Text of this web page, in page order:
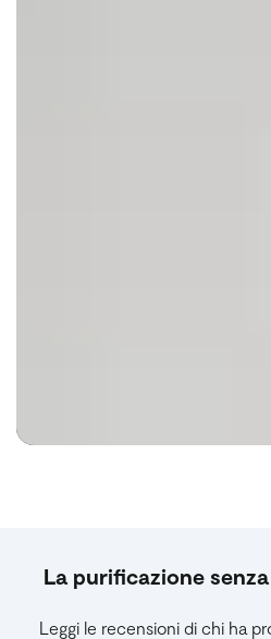
La purificazione
Leggi le recensioni di chi ha